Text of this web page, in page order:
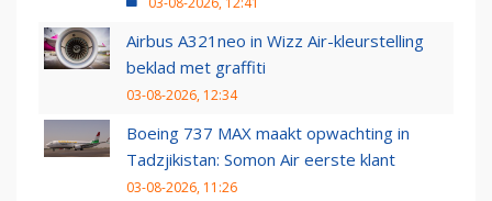
Airbus A321neo in Wizz Air-kleurstelling
beklad met graffiti
03-08-2026, 12:34
Boeing 737 MAX maakt opwachting in
Tadzjikistan: Somon Air eerste klant
03-08-2026, 11:26